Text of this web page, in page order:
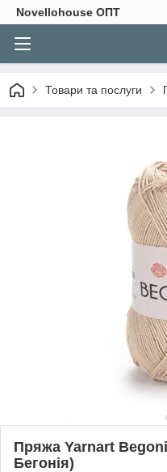
Novellohouse ОПТ
Товари та послуги
Пряжа Yarnart
Бегонія)